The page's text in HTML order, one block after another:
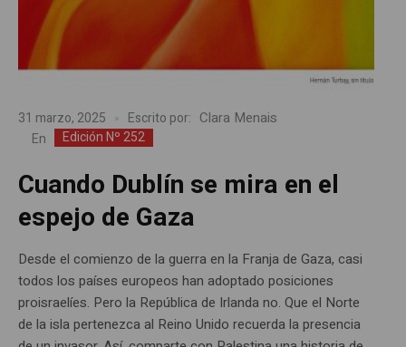
31 marzo, 2025 Escrito por: Clara Menais
En Edición Nº 252
Cuando Dublín se mira en el
espejo de Gaza
Desde el comienzo de la guerra en la Franja de Gaza, casi
todos los países europeos han adoptado posiciones
proisraelíes. Pero la República de Irlanda no. Que el Norte
de la isla pertenezca al Reino Unido recuerda la presencia